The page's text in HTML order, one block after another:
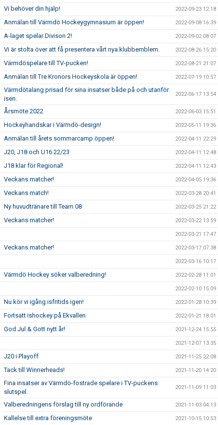
Vi behöver din hjälp! 2022-09-23 12:18
Anmälan till Värmdö Hockeygymnasium är öppen! 2022-09-08 16:39
A-laget spelar Divison 2! 2022-09-02 08:07
Vi är stolta över att få presentera vårt nya klubbemblem. 2022-08-26 15:20
Värmdöspelare till TV-pucken! 2022-08-21 21:07
Anmälan till Tre Kronors Hockeyskola är öppen! 2022-07-19 10:57
Värmdötalang prisad för sina insatser både på och utanför
isen.
2022-06-17 13:54
Årsmöte 2022 2022-06-03 15:51
Hockeyhandskar i Värmdö-design! 2022-05-11 19:36
Anmälan till årets sommarcamp öppen! 2022-04-11 22:29
J20, J18 och U16 22/23 2022-04-11 12:48
J18 klar för Regional! 2022-04-11 12:43
Veckans matcher! 2022-04-05 19:36
Veckans match! 2022-03-28 20:41
Ny huvudtränare till Team 08 2022-03-25 21:22
Veckans matcher! 2022-03-22 13:59
2022-03-21 17:47
Veckans matcher! 2022-03-17 07:38
2022-03-16 10:17
Värmdö Hockey söker valberedning! 2022-02-28 11:01
2022-02-10 15:09
Nu kör vi igång isfritids igen! 2022-01-28 10:39
Fortsatt ishockey på Ekvallen 2022-01-21 18:01
God Jul & Gott nytt år! 2021-12-24 15:55
2021-12-07 13:35
J20 i Playoff 2021-11-25 22:08
Tack till Winnerheads! 2021-11-20 14:20
Fina insatser av Värmdö-fostrade spelare i TV-puckens
slutspel.
2021-11-09 11:03
Valberedningens förslag till ny ordförande 2021-11-03 04:13
Kallelse till extra föreningsmöte 2021-10-15 10:53